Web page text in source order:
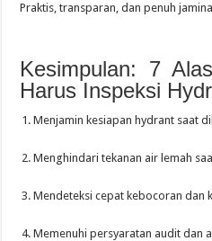
Praktis, transparan, dan penuh
Kesimpulan: 7
Harus Inspeksi
Menjamin kesiapan hydrant saat
Menghindari tekanan air lemah
Mendeteksi cepat kebocoran dan
Memenuhi persyaratan audit dan